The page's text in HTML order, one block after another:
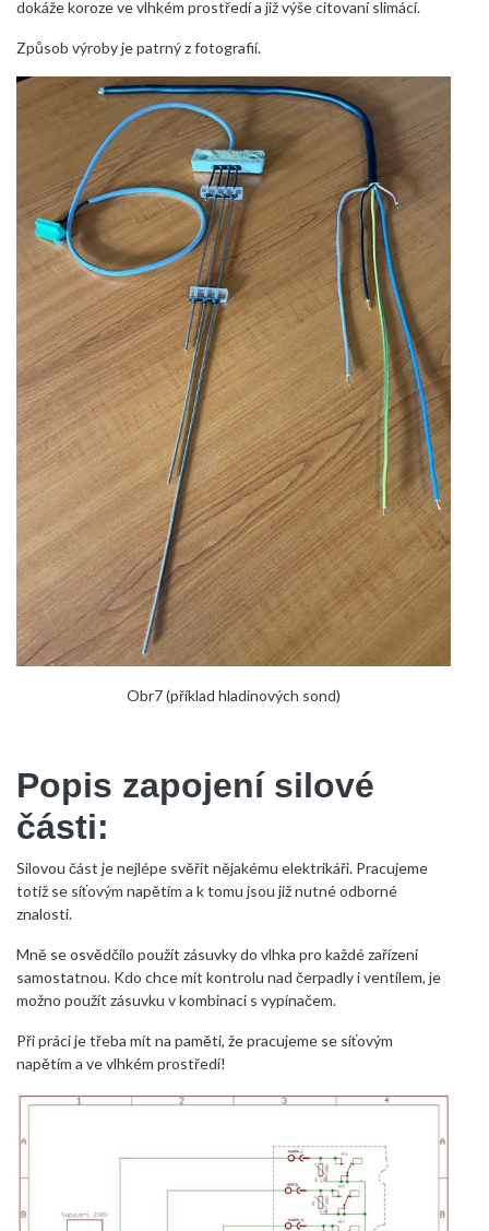
dokáže koroze ve vlhkém prostředí a již výše citovaní slimáci.
Způsob výroby je patrný z fotografií.
Obr7 (příklad hladinových sond)
Popis zapojení silové
části:
Silovou část je nejlépe svěřit nějakému elektrikáři. Pracujeme
totiž se síťovým napětím a k tomu jsou již nutné odborné
znalosti.
Mně se osvědčilo použít zásuvky do vlhka pro každé zařízení
samostatnou. Kdo chce mít kontrolu nad čerpadly i ventilem, je
možno použít zásuvku v kombinaci s vypínačem.
Při práci je třeba mít na paměti, že pracujeme se síťovým
napětím a ve vlhkém prostředí!